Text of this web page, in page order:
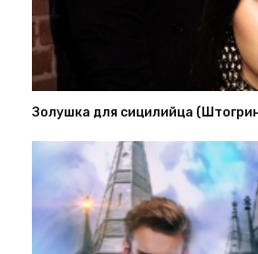
Золушка для сицилийца